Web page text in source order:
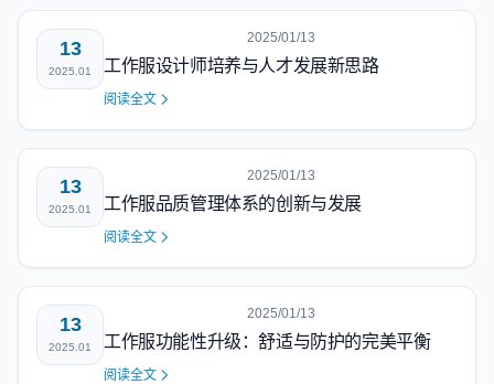
13
2025.01
2025/01/13
工作服设计师培养与人才发展新思路
阅读全文
13
2025.01
2025/01/13
工作服品质管理体系的创新与发展
阅读全文
13
2025.01
2025/01/13
工作服功能性升级：舒适与防护的完美平衡
阅读全文